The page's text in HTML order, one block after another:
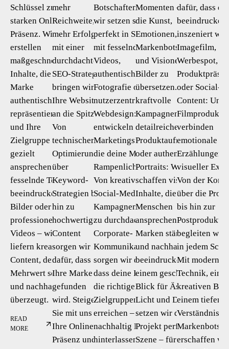
Schlüssel zu einer
starken Online-
Präsenz. Wir
erstellen
maßgeschneiderte
Inhalte, die Ihre
Marke
authentisch
repräsentieren
und Ihre
Zielgruppe
gezielt
ansprechen. Ob
fesselnde Texte,
beeindruckende
Bilder oder
professionelle
Videos – wir
liefern kreativen
Content, der
Mehrwert schafft
und nachhaltig
überzeugt.
READ
MORE
mehr
Reichweite,
mehr Erfolg –
mit einer
durchdachten
SEO-Strategie
bringen wir
Ihre Website
an die Spitze.
Von
technischer
Optimierung
über
Keyword-
Strategien bis
hin zu
hochwertigem
Content
sorgen wir
dafür, dass
Ihre Marke
gefunden
wird. Steigern
Sie mit uns
Ihre Online-
Präsenz und
Botschaften – und
wir setzen sie visuell
perfekt in Szene. Ob
mit fesselnden
Videos,
authentischer
Fotografie oder
nutzerzentriertem
Webdesign: Wir
entwickeln
Marketingstrategien,
die deine Marke ins
Rampenlicht rücken.
Von kreativen
Social-Media-
Kampagnen bis hin
zu durchdachten
Corporate-
Kommunikationen
sorgen wir dafür,
dass deine Inhalte
die richtigen
Zielgruppen
erreichen – und
nachhaltig Eindruck
hinterlassen.
Momenten – sie ist
die Kunst,
Emotionen,
Markenbotschaften
und Visionen in
Bilder zu
übersetzen. Ob
kraftvolle
Kampagnenbilder,
detailreiche
Produktaufnahmen
oder authentische
Portraits: Wir
schaffen visuelle
Inhalte, die
Menschen
ansprechen,
Marken stärken
und nachhaltig
beeindrucken. Mit
einem geschulten
Blick für Ästhetik,
Licht und Details
setzen wir dein
Projekt perfekt in
Szene – für Print,
dafür, dass
inszeniert
Imagefilm,
Werbespot,
oder Social-
Content:
verbinden
emotionale
Erzählungen
visueller
Von der
über die
bis hin zur
begleiten wir
in jedem
Mit
Technik,
kreativen
einem tiefen
Verständnis
erschaffen wir